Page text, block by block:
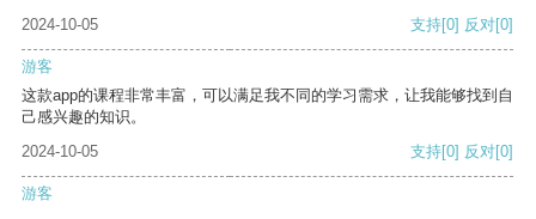
2024-10-05 支持[0] 反对[0]
游客
这款app的课程非常丰富，可以满足我不同的学习需求，让我能够找到自
己感兴趣的知识。
2024-10-05
支持[0] 反对[0]
游客